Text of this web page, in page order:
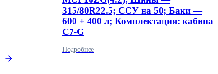
315/80R22.5; ССУ на 50; Баки —
600 + 400 л; Комплектация: кабина
C7-G
Подробнее